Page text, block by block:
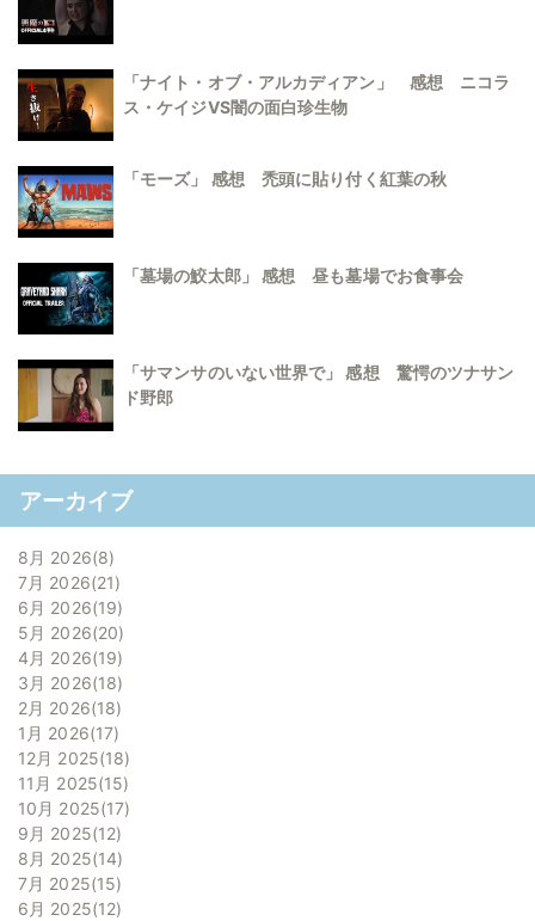
「ナイト・オブ・アルカディアン」 感想 ニコラ
ス・ケイジVS闇の面白珍生物
「モーズ」 感想 禿頭に貼り付く紅葉の秋
「墓場の鮫太郎」 感想 昼も墓場でお食事会
「サマンサのいない世界で」 感想 驚愕のツナサン
ド野郎
アーカイブ
8月 2026 8
7月 2026 21
6月 2026 19
5月 2026 20
4月 2026 19
3月 2026 18
2月 2026 18
1月 2026 17
12月 2025 18
11月 2025 15
10月 2025 17
9月 2025 12
8月 2025 14
7月 2025 15
6月 2025 12